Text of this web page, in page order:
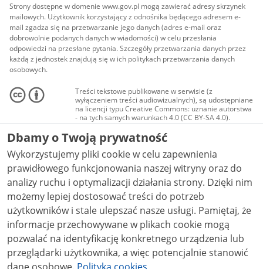
Strony dostępne w domenie www.gov.pl mogą zawierać adresy skrzynek
mailowych. Użytkownik korzystający z odnośnika będącego adresem e-
mail zgadza się na przetwarzanie jego danych (adres e-mail oraz
dobrowolnie podanych danych w wiadomości) w celu przesłania
odpowiedzi na przesłane pytania. Szczegóły przetwarzania danych przez
każdą z jednostek znajdują się w ich politykach przetwarzania danych
osobowych.
Treści tekstowe publikowane w serwisie (z
wyłączeniem treści audiowizualnych), są udostępniane
na licencji typu Creative Commons: uznanie autorstwa
- na tych samych warunkach 4.0 (CC BY-SA 4.0).
Materiały audiowizualne, w tym zdjęcia, materiały
audio i wideo, są udostępniane na licencji typu
Creative Commons: uznanie autorstwa użycie
niekomercyjne - bez utworów zależnych 4.0 (CC BY-
NC-ND 4.0), o ile nie jest to stwierdzone inaczej.
Dbamy o Twoją prywatność
Wykorzystujemy pliki cookie w celu zapewnienia
prawidłowego funkcjonowania naszej witryny oraz do
analizy ruchu i optymalizacji działania strony. Dzięki nim
możemy lepiej dostosować treści do potrzeb
użytkowników i stale ulepszać nasze usługi. Pamiętaj, że
informacje przechowywane w plikach cookie mogą
pozwalać na identyfikację konkretnego urządzenia lub
przeglądarki użytkownika, a więc potencjalnie stanowić